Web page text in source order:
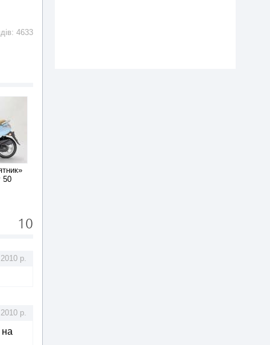
4633
50
10
р.
р.